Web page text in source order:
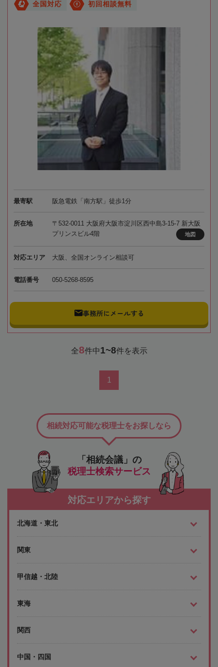
全国対応 初回相談無料
最寄駅 阪急電鉄「南方駅」徒歩1分
所在地
〒532-0011 大阪府大阪市淀川区西中島3-15-7 新大阪
プリンスビル4階
地図
対応エリア 大阪、全国オンライン相談可
電話番号 050-5268-8595
事務所にメールする
全8件中1~8件を表示
1
「相続会議」の
税理士検索サービス
相続対応可能な税理士をお探しなら
対応エリアから探す
北海道・東北
関東
甲信越・北陸
東海
関西
中国・四国